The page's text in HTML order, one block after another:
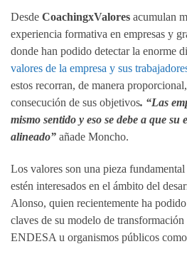
Desde CoachingxValores acumulan
experiencia formativa en empresas y
donde han podido detectar la enorme
valores de la empresa y sus
estos recorran, de manera
consecución de sus objetivos. “Las
mismo sentido y eso se debe a que su
alineado” añade Moncho.
Los valores son una pieza
estén interesados en el ámbito del
Alonso, quien recientemente ha
claves de su modelo de transformación
ENDESA u organismos públicos